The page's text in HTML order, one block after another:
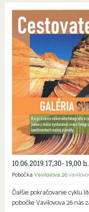
10.06.2019 17,30- 19,00 h.
Pobočka Vavilovova 26
Ďalšie pokračovanie cyklu
pobočke Vavilovova 26 nás